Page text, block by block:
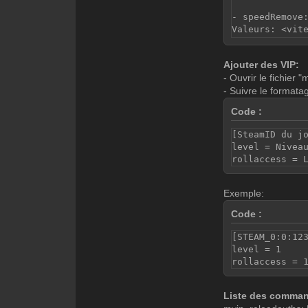
-
Valeurs:
Valeurs: <r>
- viewAlpha:
-
Valeurs: <%>
- armorAdd:
-
Valeurs:
- giveHelmet:
Valeurs: 1
- give:
Ajouter des VIP:
- Ouvrir le fichier
- Suivre le
Code :
[SteamID du
level =
rollaccess =
Exemple:
Code :
level = 1
rollaccess = 1
Liste des